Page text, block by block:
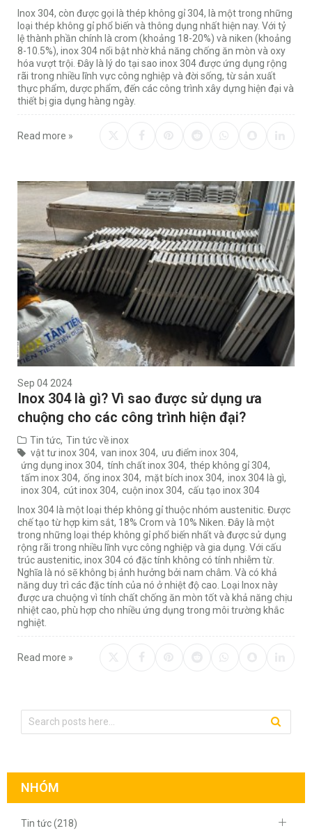
Inox 304, còn được gọi là thép không gỉ 304, là một trong những
loại thép không gỉ phổ biến và thông dụng nhất hiện nay. Với tỷ
lệ thành phần chính là crom (khoảng 18-20%) và niken (khoảng
8-10.5%), inox 304 nổi bật nhờ khả năng chống ăn mòn và oxy
hóa vượt trội. Đây là lý do tại sao inox 304 được ứng dụng rộng
rãi trong nhiều lĩnh vực công nghiệp và đời sống, từ sản xuất
thực phẩm, dược phẩm, đến các công trình xây dựng hiện đại và
thiết bị gia dụng hàng ngày.
Read more »
Sep 04 2024
Inox 304 là gì? Vì sao được sử dụng ưa
chuộng cho các công trình hiện đại?
Tin tức, Tin tức về inox
vật tư inox 304, van inox 304, ưu điểm inox 304,
ứng dụng inox 304, tính chất inox 304, thép không gỉ 304,
tấm inox 304, ống inox 304, mặt bích inox 304, inox 304 là gì,
inox 304, cút inox 304, cuộn inox 304, cấu tạo inox 304
Inox 304 là một loại thép không gỉ thuộc nhóm austenitic. Được
chế tạo từ hợp kim sắt, 18% Crom và 10% Niken. Đây là một
trong những loại thép không gỉ phổ biến nhất và được sử dụng
rộng rãi trong nhiều lĩnh vực công nghiệp và gia dụng. Với cấu
trúc austenitic, inox 304 có đặc tính không có tính nhiễm từ.
Nghĩa là nó sẽ không bị ảnh hưởng bởi nam châm. Và có khả
năng duy trì các đặc tính của nó ở nhiệt độ cao. Loại Inox này
được ưa chuộng vì tính chất chống ăn mòn tốt và khả năng chịu
nhiệt cao, phù hợp cho nhiều ứng dụng trong môi trường khắc
nghiệt.
Read more »
NHÓM
Tin tức (218)